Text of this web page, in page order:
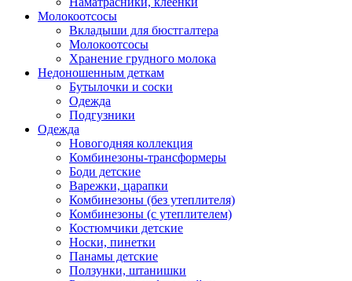
Молокоотсосы
Вкладыши для бюстгалтера
Молокоотсосы
Хранение грудного молока
Недоношенным деткам
Бутылочки и соски
Одежда
Подгузники
Одежда
Новогодняя коллекция
Комбинезоны-трансформеры
Боди детские
Варежки, царапки
Комбинезоны (без утеплителя)
Комбинезоны (с утеплителем)
Костюмчики детские
Носки, пинетки
Панамы детские
Ползунки, штанишки